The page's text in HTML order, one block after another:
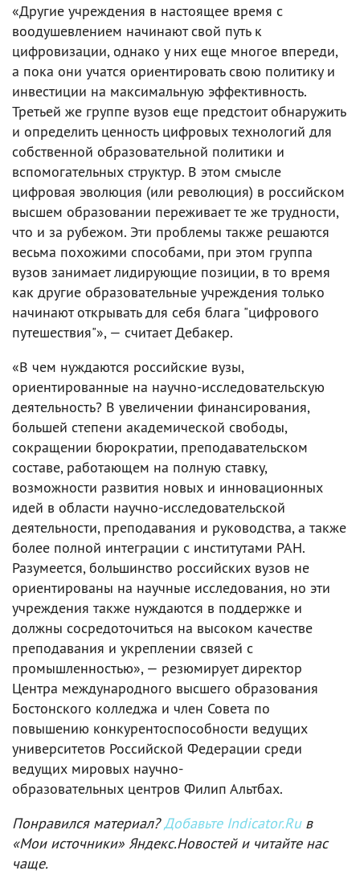
«Другие учреждения в настоящее время с
воодушевлением начинают свой путь к
цифровизации, однако у них еще многое впереди,
а пока они учатся ориентировать свою политику и
инвестиции на максимальную эффективность.
Третьей же группе вузов еще предстоит обнаружить
и определить ценность цифровых технологий для
собственной образовательной политики и
вспомогательных структур. В этом смысле
цифровая эволюция (или революция) в российском
высшем образовании переживает те же трудности,
что и за рубежом. Эти проблемы также решаются
весьма похожими способами, при этом группа
вузов занимает лидирующие позиции, в то время
как другие образовательные учреждения только
начинают открывать для себя блага "цифрового
путешествия"», — считает Дебакер.
«В чем нуждаются российские вузы,
ориентированные на научно-исследовательскую
деятельность? В увеличении финансирования,
большей степени академической свободы,
сокращении бюрократии, преподавательском
составе, работающем на полную ставку,
возможности развития новых и инновационных
идей в области научно-исследовательской
деятельности, преподавания и руководства, а также
более полной интеграции с институтами РАН.
Разумеется, большинство российских вузов не
ориентированы на научные исследования, но эти
учреждения также нуждаются в поддержке и
должны сосредоточиться на высоком качестве
преподавания и укреплении связей с
промышленностью», — резюмирует директор
Центра международного высшего образования
Бостонского колледжа и член Совета по
повышению конкурентоспособности ведущих
университетов Российской Федерации среди
ведущих мировых научно-
образовательных центров Филип Альтбах.
Понравился материал?Добавьте Indicator.Ruв
«Мои источники» Яндекс.Новостей и читайте нас
чаще.